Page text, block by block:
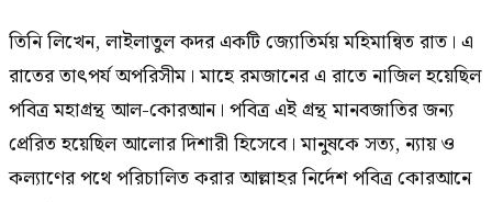
তিনি লিখেন, লাইলাতুল কদর একটি জ্যোতির্ময় মহিমান্বিত রাত। এ
রাতের তাৎপর্য অপরিসীম। মাহে রমজানের এ রাতে নাজিল হয়েছিল
পবিত্র মহাগ্রন্থ আল-কোরআন। পবিত্র এই গ্রন্থ মানবজাতির জন্য
প্রেরিত হয়েছিল আলোর দিশারী হিসেবে। মানুষকে সত্য, ন্যায় ও
কল্যাণের পথে পরিচালিত করার আল্লাহর নির্দেশ পবিত্র কোরআনে